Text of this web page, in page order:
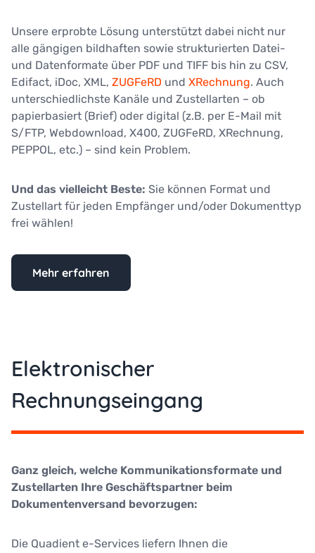
Unsere erprobte Lösung unterstützt dabei nicht nur
alle gängigen bildhaften sowie strukturierten Datei-
und Datenformate über PDF und TIFF bis hin zu CSV,
Edifact, iDoc, XML, ZUGFeRD und XRechnung. Auch
unterschiedlichste Kanäle und Zustellarten – ob
papierbasiert (Brief) oder digital (z.B. per E-Mail mit
S/FTP, Webdownload, X400, ZUGFeRD, XRechnung,
PEPPOL, etc.) – sind kein Problem.
Und das vielleicht Beste: Sie können Format und
Zustellart für jeden Empfänger und/oder Dokumenttyp
frei wählen!
Mehr erfahren
Elektronischer
Rechnungseingang
Ganz gleich, welche Kommunikationsformate und
Zustellarten Ihre Geschäftspartner beim
Dokumentenversand bevorzugen:
Die Quadient e-Services liefern Ihnen die